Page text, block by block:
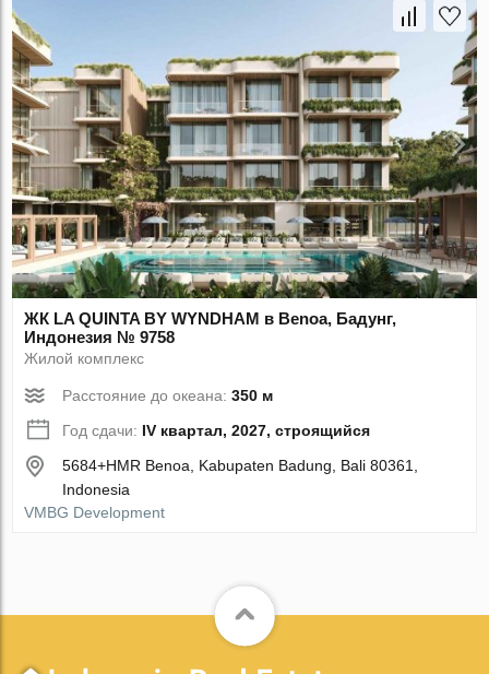
ЖК LA QUINTA BY WYNDHAM в Benoa, Бадунг,
Индонезия № 9758
Жилой комплекс
Расстояние до океана:350 м
Год сдачи: IV квартал, 2027, строящийся
5684+HMR Benoa, Kabupaten Badung, Bali 80361,
Indonesia
VMBG Development